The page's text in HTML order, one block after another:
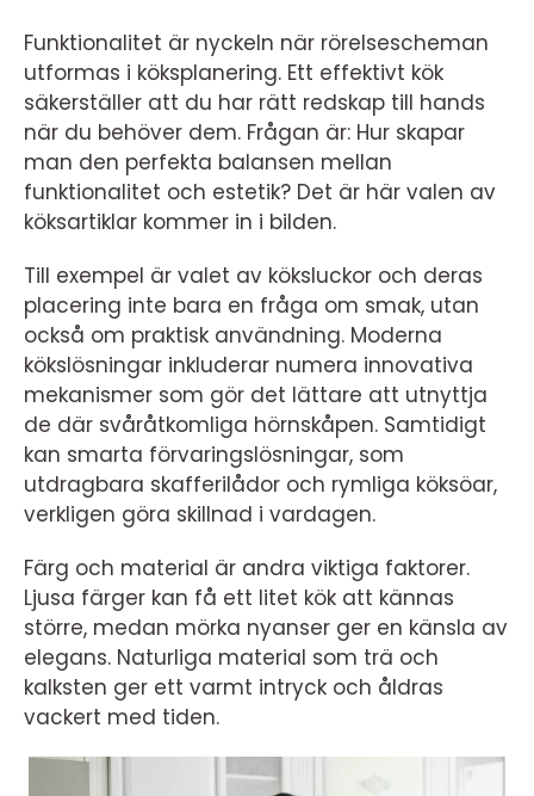
Funktionalitet är nyckeln när rörelsescheman
utformas i köksplanering. Ett effektivt kök
säkerställer att du har rätt redskap till hands
när du behöver dem. Frågan är: Hur skapar
man den perfekta balansen mellan
funktionalitet och estetik? Det är här valen av
köksartiklar kommer in i bilden.
Till exempel är valet av köksluckor och deras
placering inte bara en fråga om smak, utan
också om praktisk användning. Moderna
kökslösningar inkluderar numera innovativa
mekanismer som gör det lättare att utnyttja
de där svåråtkomliga hörnskåpen. Samtidigt
kan smarta förvaringslösningar, som
utdragbara skafferilådor och rymliga köksöar,
verkligen göra skillnad i vardagen.
Färg och material är andra viktiga faktorer.
Ljusa färger kan få ett litet kök att kännas
större, medan mörka nyanser ger en känsla av
elegans. Naturliga material som trä och
kalksten ger ett varmt intryck och åldras
vackert med tiden.